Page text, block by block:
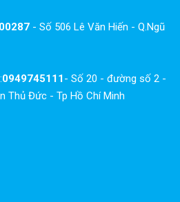
- Số 506 Lê Văn Hiến - Q.Ngũ
0949745111 - Số 20 - đường số 2 -
Thủ Đức - Tp Hồ Chí Minh